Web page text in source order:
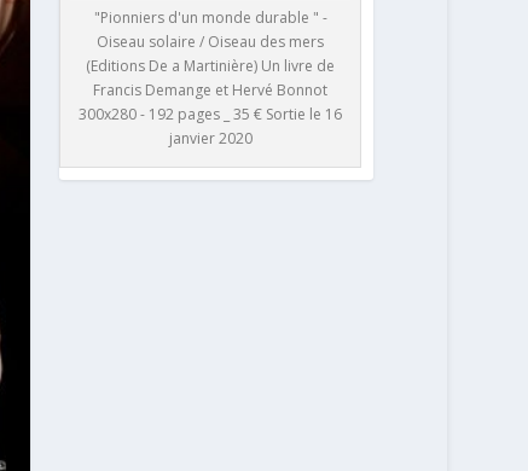
"Pionniers d'un monde durable " -
Oiseau solaire / Oiseau des mers
(Editions De a Martinière) Un livre de
Francis Demange et Hervé Bonnot
300x280 - 192 pages _ 35 € Sortie le 16
janvier 2020